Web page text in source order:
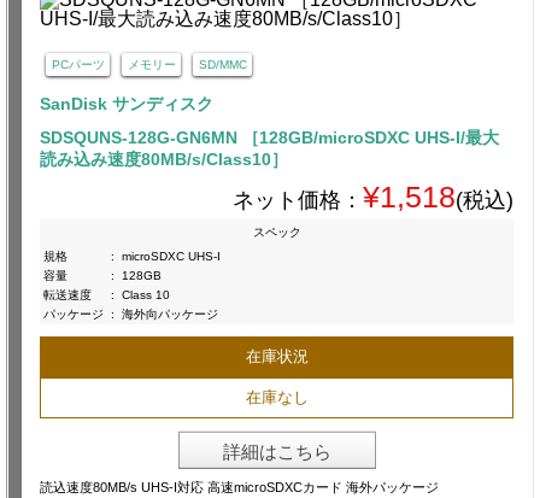
PCパーツ メモリー SD/MMC
SanDisk サンディスク
SDSQUNS-128G-GN6MN ［128GB/microSDXC UHS-I/最大
読み込み速度80MB/s/Class10］
ネット価格： ¥1,518(税込)
スペック
規格
:
microSDXC UHS-I
容量
:
128GB
転送速度
:
Class 10
パッケージ
: 海外向パッケージ
在庫状況
在庫なし
詳細はこちら
読込速度80MB/s UHS-I対応 高速microSDXCカード 海外パッケージ